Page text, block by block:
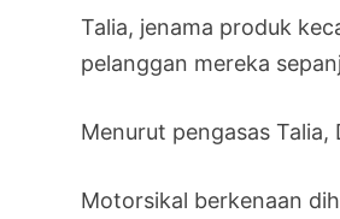
Talia, jenama produk
pelanggan mereka
Menurut pengasas Talia,
Motorsikal berkenaan